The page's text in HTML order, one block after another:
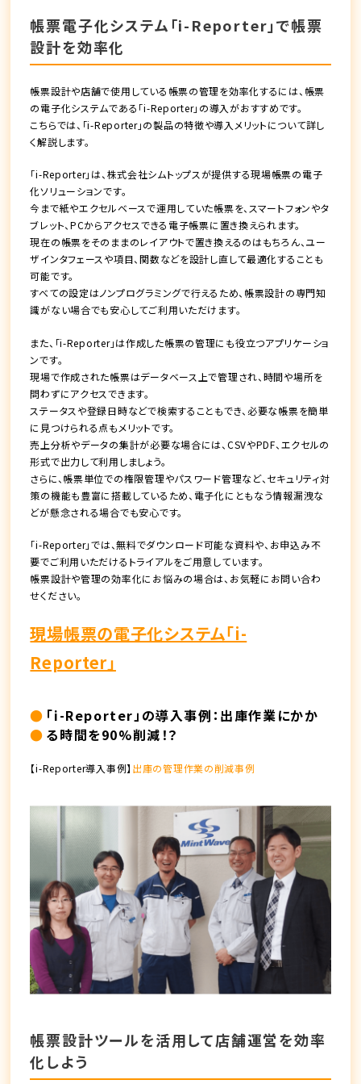
帳票電子化システム「i-Reporter」で帳票
設計を効率化
帳票設計や店舗で使用している帳票の管理を効率化するには、帳票
の電子化システムである「i-Reporter」の導入がおすすめです。
こちらでは、「i-Reporter」の製品の特徴や導入メリットについて詳し
く解説します。
「i-Reporter」は、株式会社シムトップスが提供する現場帳票の電子
化ソリューションです。
今まで紙やエクセルベースで運用していた帳票を、スマートフォンやタ
ブレット、PCからアクセスできる電子帳票に置き換えられます。
現在の帳票をそのままのレイアウトで置き換えるのはもちろん、ユー
ザインタフェースや項目、関数などを設計し直して最適化することも
可能です。
すべての設定はノンプログラミングで行えるため、帳票設計の専門知
識がない場合でも安心してご利用いただけます。
また、「i-Reporter」は作成した帳票の管理にも役立つアプリケーショ
ンです。
現場で作成された帳票はデータベース上で管理され、時間や場所を
問わずにアクセスできます。
ステータスや登録日時などで検索することもでき、必要な帳票を簡単
に見つけられる点もメリットです。
売上分析やデータの集計が必要な場合には、CSVやPDF、エクセルの
形式で出力して利用しましょう。
さらに、帳票単位での権限管理やパスワード管理など、セキュリティ対
策の機能も豊富に搭載しているため、電子化にともなう情報漏洩な
どが懸念される場合でも安心です。
「i-Reporter」では、無料でダウンロード可能な資料や、お申込み不
要でご利用いただけるトライアルをご用意しています。
帳票設計や管理の効率化にお悩みの場合は、お気軽にお問い合わ
せください。
現場帳票の電子化システム「i-
Reporter」
「i-Reporter」の導入事例：出庫作業にかか
る時間を90%削減！？
【i-Reporter導入事例】 出庫の管理作業の削減事例
帳票設計ツールを活用して店舗運営を効率
化しよう